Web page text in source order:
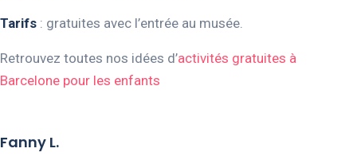
Tarifs : gratuites avec l’entrée au musée.
Retrouvez toutes nos idées d’activités gratuites à
Barcelone pour les enfants
Fanny L.